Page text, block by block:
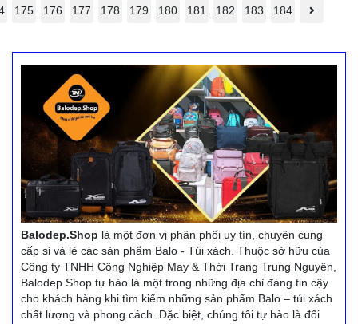
chỉ là một vật dụng cần
theo giày, bảo quản đồ
dùng cá nhân... mà còn là
một phụ kiện thời trang
giúp tôn lên cá tính, gu
thẩm mĩ của mỗi người.
Balodep.shop|Chuyên túi
xách công sở cao
cấp, Balo-Túi xách. Giao
hàng toàn quốc, Miễn phí
đổi trả hàng, thanh toán
tiền khi nhận hàng
Xem thêm
thiết để mang
dùng cá nhân... mà còn là
một phụ kiện thời trang
giúp tôn lên cá tính, gu
thẩm mĩ của mỗi người.
Balodep.shop|Chuyên túi
xách cỡ lớn, Balo-Túi xách.
Giao hàng toàn quốc, Miễn
phí đổi trả hàng, thanh toán
tiền khi nhận hàng
Xem thêm
175 176 177 178 179 180 181 182 183 184
Balodep.Shop là một đơn vị phân phối uy tín, chuyên cung
cấp sỉ và lẻ các sản phẩm Balo - Túi xách. Thuộc sở hữu của
Công ty TNHH Công Nghiệp May & Thời Trang Trung Nguyên,
Balodep.Shop tự hào là một trong những địa chỉ đáng tin cậy
cho khách hàng khi tìm kiếm những sản phẩm Balo – túi xách
chất lượng và phong cách. Đặc biệt, chúng tôi tự hào là đối